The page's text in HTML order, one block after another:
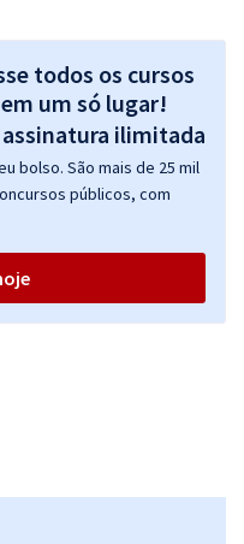
todos os cursos
um só lugar!
bolso. São mais de 25 mil
públicos, com